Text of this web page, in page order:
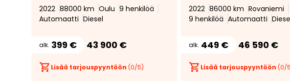
2022 88000 km Oulu 9 henkilöä
Automaatti Diesel
alk. 399 € 43 900 €
Lisää tarjouspyyntöön (0/5)
Polttoainekäyttöinen
lisälämmitin * Isofix *
2022 86000 km Rovaniemi
9 henkilöä Automaatti
alk. 449 € 46 590 €
Lisää tarjouspyyntöön (0/